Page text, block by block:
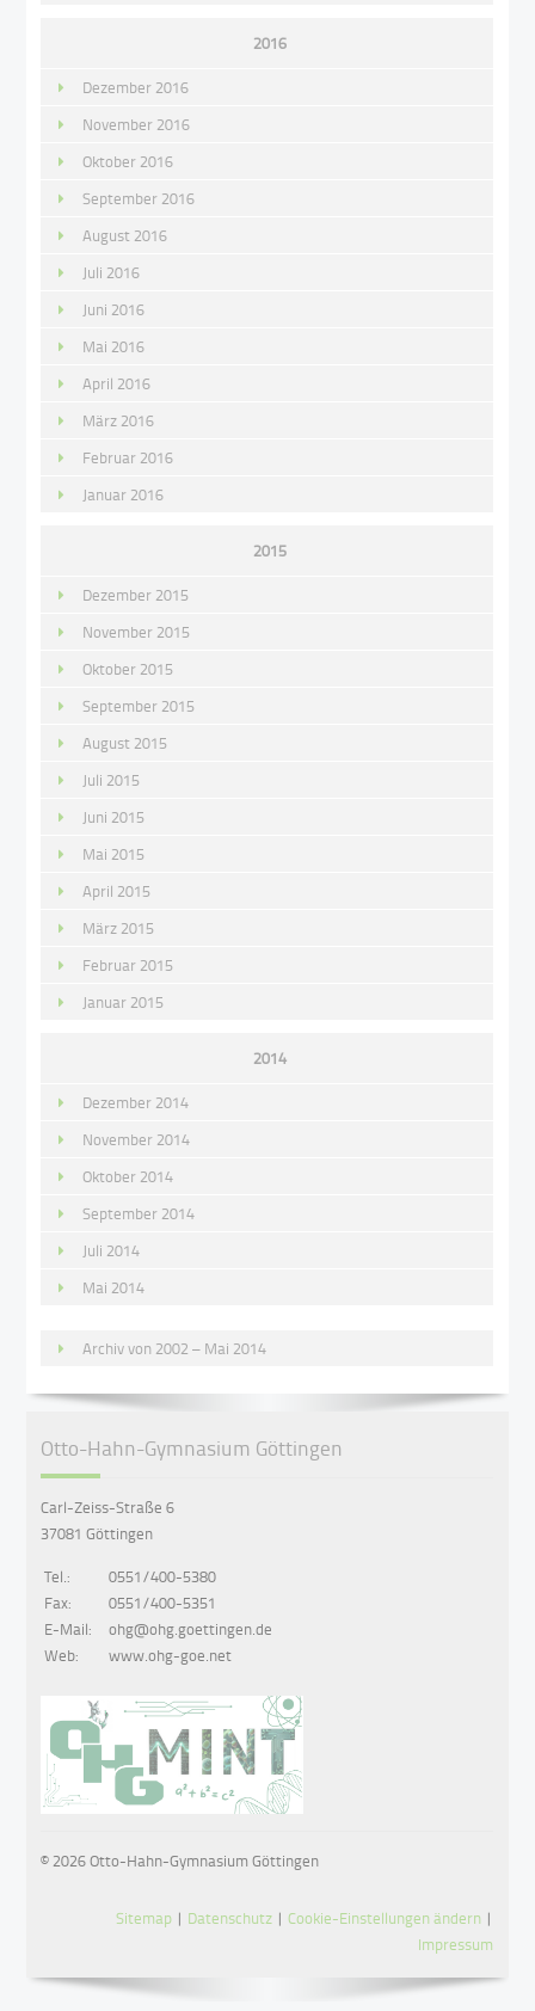
2016
Dezember 2016
November 2016
Oktober 2016
September 2016
August 2016
Juli 2016
Juni 2016
Mai 2016
April 2016
März 2016
Februar 2016
Januar 2016
2015
Dezember 2015
November 2015
Oktober 2015
September 2015
August 2015
Juli 2015
Juni 2015
Mai 2015
April 2015
März 2015
Februar 2015
Januar 2015
2014
Dezember 2014
November 2014
Oktober 2014
September 2014
Juli 2014
Mai 2014
Archiv von 2002 – Mai 2014
Otto-Hahn-Gymnasium Göttingen
Carl-Zeiss-Straße 6
37081 Göttingen
Tel.:
0551/400-5380
Fax:
0551/400-5351
E-Mail:
ohg@ohg.goettingen.de
Web:
www.ohg-goe.net
© 2026 Otto-Hahn-Gymnasium Göttingen
Sitemap | Datenschutz |Cookie-Einstellungen ändern |
Impressum